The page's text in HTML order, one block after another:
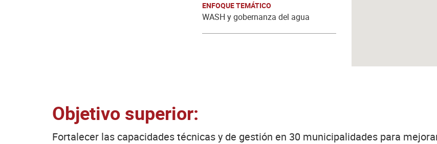
ENFOQUE TEMÁTICO
WASH y gobernanza del agua
Objetivo superior:
Fortalecer las capacidades técnicas y de gestión en 30 municipalidades para